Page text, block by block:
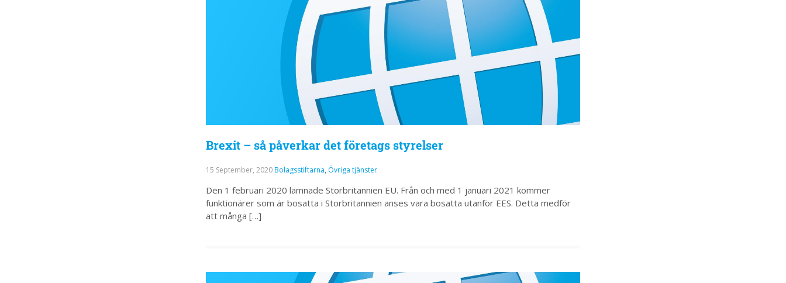
Brexit – så påverkar det företags styrelser
15 September, 2020Bolagsstiftarna, Övriga tjänster
Den 1 februari 2020 lämnade Storbritannien EU. Från och med 1 januari 2021 kommer
funktionärer som är bosatta i Storbritannien anses vara bosatta utanför EES. Detta medför
att många […]